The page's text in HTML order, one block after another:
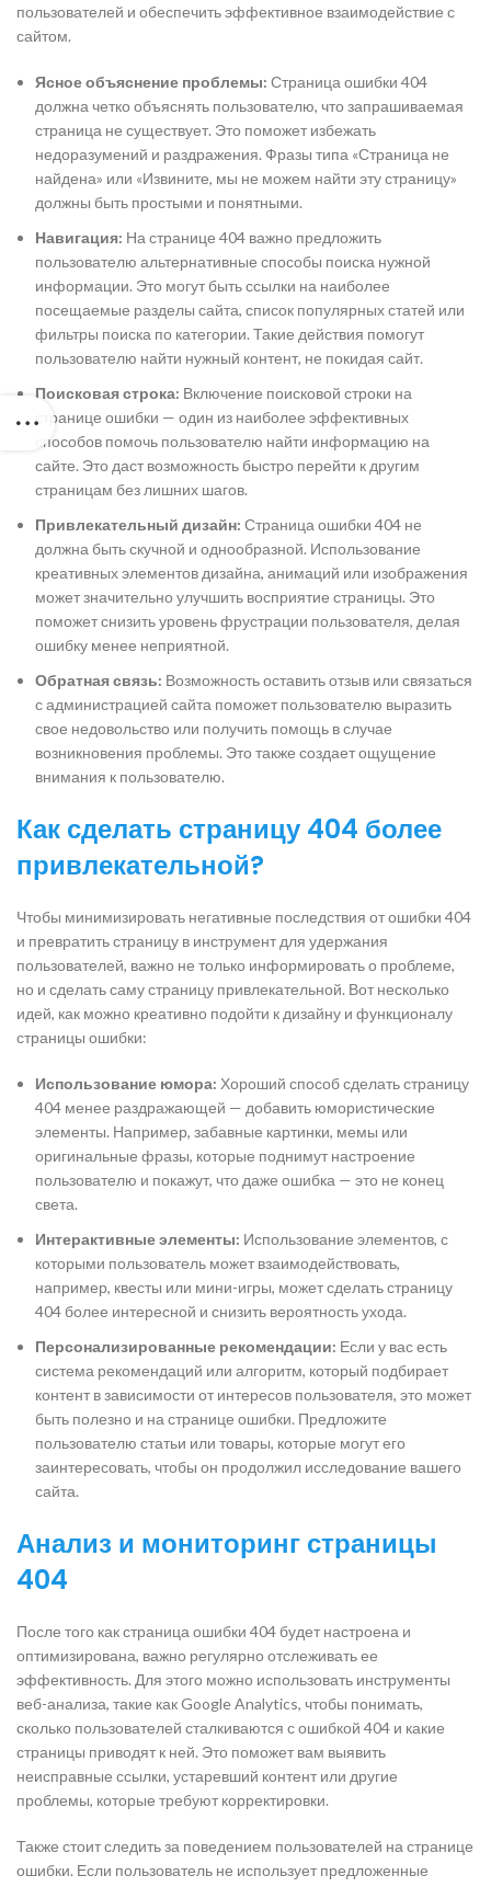
пользователей и обеспечить эффективное взаимодействие с
сайтом.
Ясное объяснение проблемы: Страница ошибки 404
должна четко объяснять пользователю, что запрашиваемая
страница не существует. Это поможет избежать
недоразумений и раздражения. Фразы типа «Страница не
найдена» или «Извините, мы не можем найти эту страницу»
должны быть простыми и понятными.
Навигация: На странице 404 важно предложить
пользователю альтернативные способы поиска нужной
информации. Это могут быть ссылки на наиболее
посещаемые разделы сайта, список популярных статей или
фильтры поиска по категории. Такие действия помогут
пользователю найти нужный контент, не покидая сайт.
Поисковая строка: Включение поисковой строки на
странице ошибки — один из наиболее эффективных
способов помочь пользователю найти информацию на
сайте. Это даст возможность быстро перейти к другим
страницам без лишних шагов.
Привлекательный дизайн: Страница ошибки 404 не
должна быть скучной и однообразной. Использование
креативных элементов дизайна, анимаций или изображения
может значительно улучшить восприятие страницы. Это
поможет снизить уровень фрустрации пользователя, делая
ошибку менее неприятной.
Обратная связь: Возможность оставить отзыв или связаться
с администрацией сайта поможет пользователю выразить
свое недовольство или получить помощь в случае
возникновения проблемы. Это также создает ощущение
внимания к пользователю.
Как сделать страницу 404 более
привлекательной?
Чтобы минимизировать негативные последствия от ошибки 404
и превратить страницу в инструмент для удержания
пользователей, важно не только информировать о проблеме,
но и сделать саму страницу привлекательной. Вот несколько
идей, как можно креативно подойти к дизайну и функционалу
страницы ошибки:
Использование юмора: Хороший способ сделать страницу
404 менее раздражающей — добавить юмористические
элементы. Например, забавные картинки, мемы или
оригинальные фразы, которые поднимут настроение
пользователю и покажут, что даже ошибка — это не конец
света.
Интерактивные элементы: Использование элементов, с
которыми пользователь может взаимодействовать,
например, квесты или мини-игры, может сделать страницу
404 более интересной и снизить вероятность ухода.
Персонализированные рекомендации: Если у вас есть
система рекомендаций или алгоритм, который подбирает
контент в зависимости от интересов пользователя, это может
быть полезно и на странице ошибки. Предложите
пользователю статьи или товары, которые могут его
заинтересовать, чтобы он продолжил исследование вашего
сайта.
Анализ и мониторинг страницы
404
После того как страница ошибки 404 будет настроена и
оптимизирована, важно регулярно отслеживать ее
эффективность. Для этого можно использовать инструменты
веб-анализа, такие как Google Analytics, чтобы понимать,
сколько пользователей сталкиваются с ошибкой 404 и какие
страницы приводят к ней. Это поможет вам выявить
неисправные ссылки, устаревший контент или другие
проблемы, которые требуют корректировки.
Также стоит следить за поведением пользователей на странице
ошибки. Если пользователь не использует предложенные